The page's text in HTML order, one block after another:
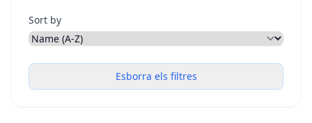
Sort by
Esborra els filtres